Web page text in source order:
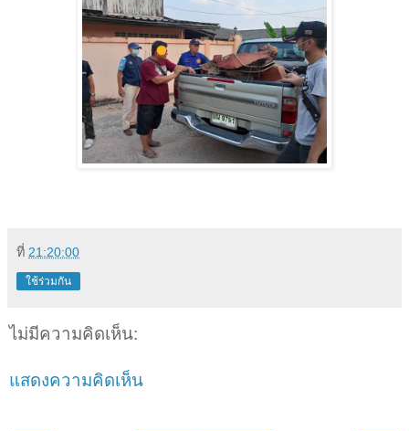
ที่ 21:20:00
ใช้ร่วมกัน
ไม่มีความคิดเห็น:
แสดงความคิดเห็น